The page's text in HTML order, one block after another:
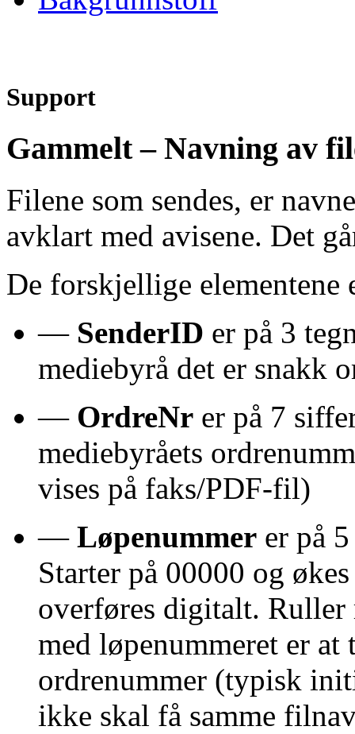
Support
Gammelt – Navning av
Filene som sendes, er
avklart med avisene. Det
De forskjellige
— SenderID er på 3
mediebyrå det er snakk
— OrdreNr er på 7
mediebyråets
vises på faks/PDF-fil)
— Løpenummer er på
Starter på 00000 og
overføres digitalt. Ruller
med løpenummeret er
ordrenummer (typisk
ikke skal få samme